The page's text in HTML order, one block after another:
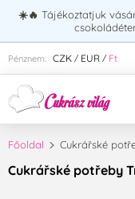
☀️🔥 Tájékoztatjuk
Pénznem: CZK / EUR / Ft
Adja meg a
Főoldal Cukrářské
Cukrářské potřeby